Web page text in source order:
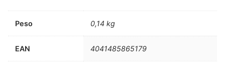
Peso 0,14 kg
EAN 4041485865179